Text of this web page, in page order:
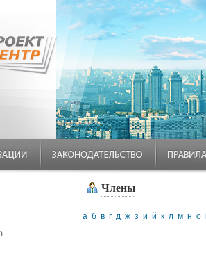
Члены
а б в г д ж з и й к л м н о